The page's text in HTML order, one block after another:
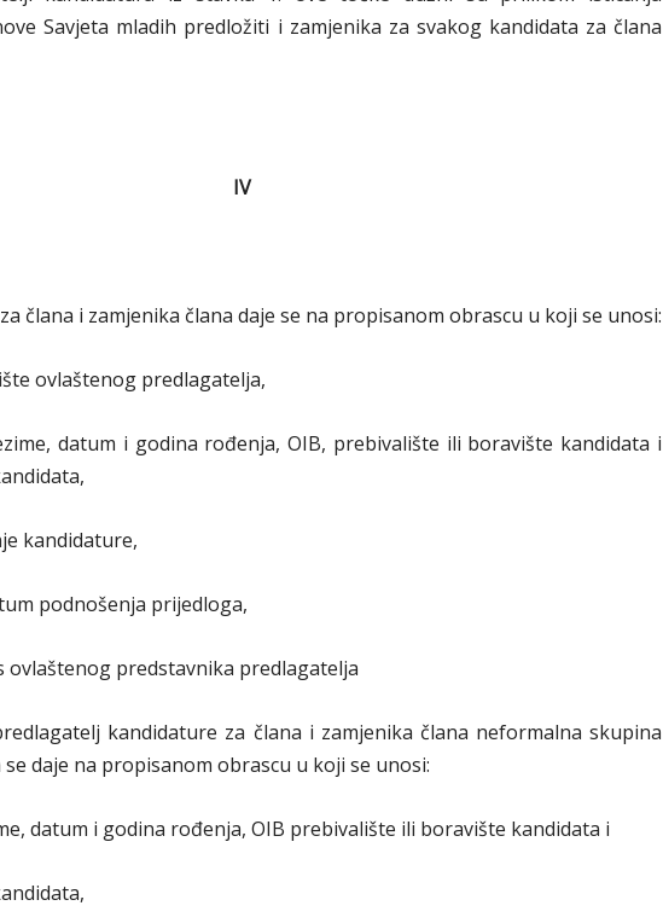
Savjeta mladih predložiti i zamjenika za svakog kandidata za člana
IV
i zamjenika člana daje se na propisanom obrascu u koji se unosi:
ovlaštenog predlagatelja,
datum i godina rođenja, OIB, prebivalište ili boravište kandidata i
kandidature,
podnošenja prijedloga,
ovlaštenog predstavnika predlagatelja
kandidature za člana i zamjenika člana neformalna skupina
daje na propisanom obrascu u koji se unosi:
datum i godina rođenja, OIB prebivalište ili boravište kandidata i